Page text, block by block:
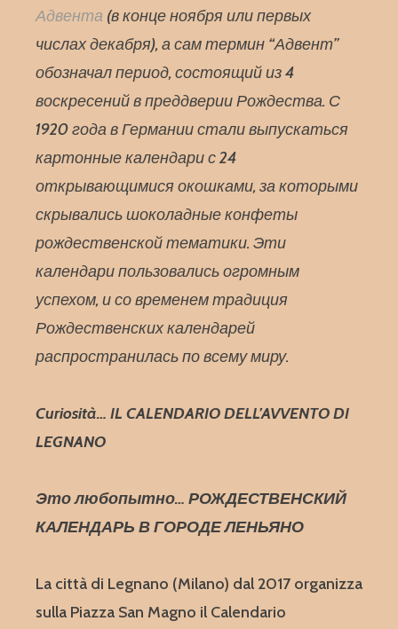
Адвента (в конце ноября или первых
числах декабря), а сам термин “Адвент”
обозначал период, состоящий из 4
воскресений в преддверии Рождества. С
1920 года в Германии стали выпускаться
картонные календари с 24
открывающимися окошками, за которыми
скрывались шоколадные конфеты
рождественской тематики. Эти
календари пользовались огромным
успехом, и со временем традиция
Рождественских календарей
распространилась по всему миру.
Curiosità… IL CALENDARIO DELL’AVVENTO DI
LEGNANO
Это любопытно… РОЖДЕСТВЕНСКИЙ
КАЛЕНДАРЬ В ГОРОДЕ ЛЕНЬЯНО
La città di Legnano (Milano) dal 2017 organizza
sulla Piazza San Magno il Calendario